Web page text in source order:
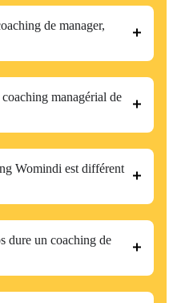
de manager,
managérial de
Womindi est différent
dure un coaching de